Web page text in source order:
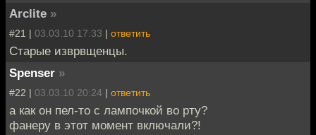
Arclite »
#21 | 03.03.10 17:33 | ответить
Старые изврвщенцы.
Spenser »
#22 | 03.03.10 20:24 | ответить
а как он пел-то с лампочкой во рту?
фанеру в этот момент включали?!